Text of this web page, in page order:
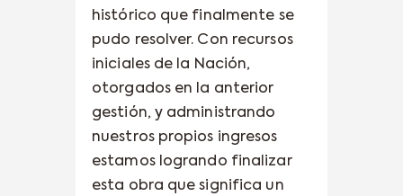
histórico que finalmente se
pudo resolver. Con recursos
iniciales de la Nación,
otorgados en la anterior
gestión, y administrando
nuestros propios ingresos
estamos logrando finalizar
esta obra que significa un